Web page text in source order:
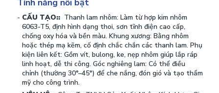
Tính năng nổi bật
CẤU TẠO:: Thanh lam nhôm: Làm từ hợp kim nhôm
6063-T5, định hình dạng thoi, sơn tĩnh điện cao cấp,
chống oxy hóa và bền màu. Khung xương: Bằng nhôm
hoặc thép mạ kẽm, cố định chắc chắn các thanh lam. Phụ
kiện liên kết: Gồm vít, bulong, ke, nẹp nhôm giúp lắp ráp
linh hoạt, dễ thi công. Góc nghiêng lam: Có thể điều
chỉnh (thường 30°–45°) để che nắng, đón gió và tạo thẩm
mỹ cho công trình.